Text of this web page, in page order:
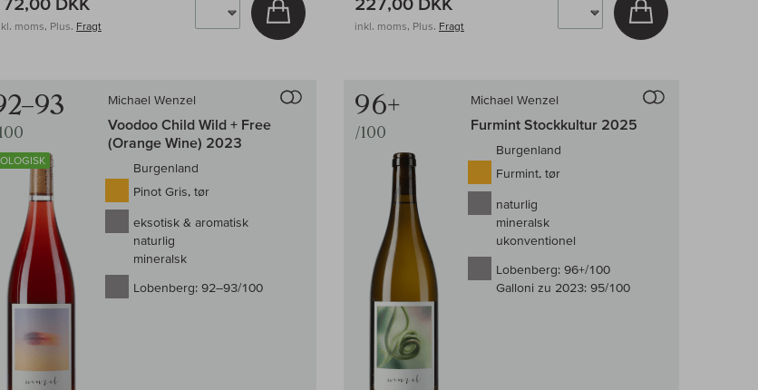
moms, Plus. Fragt
Læg i kurv
inkl. moms, Plus. Fragt
Læg i kurv
Michael Wenzel
Voodoo Child Wild + Free
(Orange Wine) 2023
Burgenland
Pinot Gris, tør
eksotisk & aromatisk
naturlig
mineralsk
Lobenberg: 92–93/100
96+
/100
Michael Wenzel
Furmint Stockkultur 2025
Burgenland
Furmint, tør
naturlig
mineralsk
ukonventionel
Lobenberg: 96+/100
Galloni zu 2023: 95/100